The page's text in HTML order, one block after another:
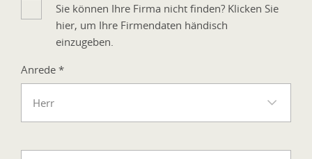
Sie können Ihre Firma nicht finden? Klicken Sie
hier, um Ihre Firmendaten händisch
einzugeben.
Anrede *
Herr